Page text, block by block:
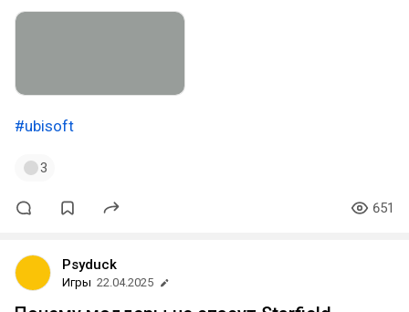
#ubisoft
3
651
Psyduck
Игры 22.04.2025